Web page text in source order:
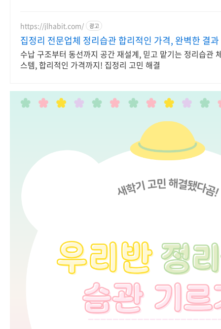
https://jlhabit.com/ 광고
집정리 전문업체 정리습관 합리적인 가격, 완벽한 결과
수납 구조부터 동선까지 공간 재설계, 믿고 맡기는 정리습관
스템, 합리적인 가격까지! 집정리 고민 해결